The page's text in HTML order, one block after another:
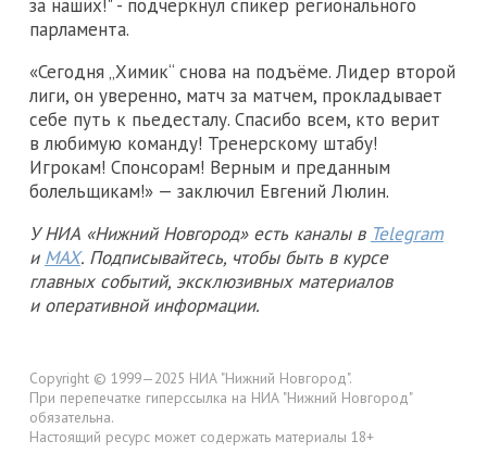
за наших!" - подчеркнул спикер регионального
парламента.
«Сегодня „Химик“ снова на подъёме. Лидер второй
лиги, он уверенно, матч за матчем, прокладывает
себе путь к пьедесталу. Спасибо всем, кто верит
в любимую команду! Тренерскому штабу!
Игрокам! Спонсорам! Верным и преданным
болельщикам!» — заключил Евгений Люлин.
У НИА «Нижний Новгород» есть каналы в Telegram
и MAX. Подписывайтесь, чтобы быть в курсе
главных событий, эксклюзивных материалов
и оперативной информации.
Copyright © 1999—2025 НИА "Нижний Новгород".
При перепечатке гиперссылка на НИА "Нижний Новгород"
обязательна.
Настоящий ресурс может содержать материалы 18+